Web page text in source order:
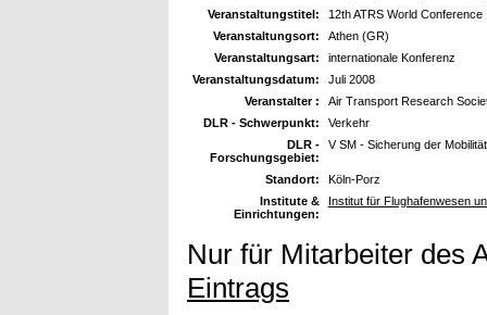
Veranstaltungstitel:
12th ATRS World Conference
Veranstaltungsort:
Athen (GR)
Veranstaltungsart:
internationale Konferenz
Veranstaltungsdatum:
Juli 2008
Veranstalter :
Air Transport Research
DLR - Schwerpunkt:
Verkehr
DLR -
Forschungsgebiet:
V SM - Sicherung der Mobilität
Standort:
Köln-Porz
Institute &
Einrichtungen:
Institut für Flughafenwesen
Nur für Mitarbeiter des
Eintrags